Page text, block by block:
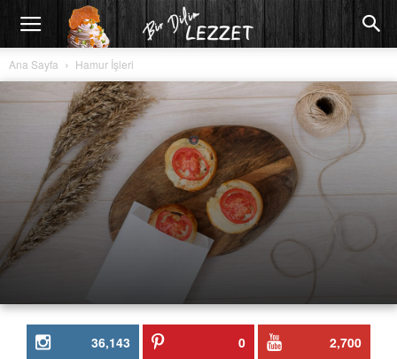
Ana Sayfa Hamur İşleri
36,143 0 2,700